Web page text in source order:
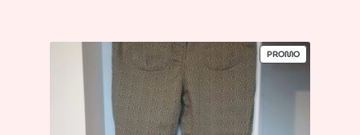
PROMOPRODUIT
EN